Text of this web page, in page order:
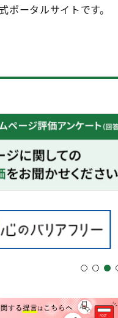
ポータルサイトです。